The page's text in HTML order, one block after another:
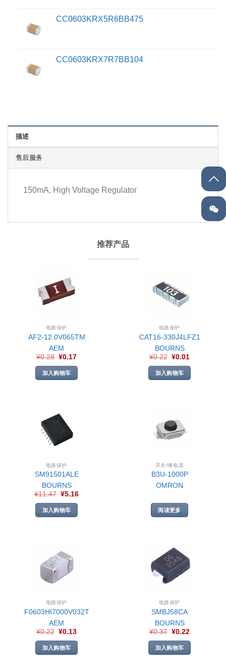
CC0603KRX5R6BB475
CC0603KRX7R7BB104
描述
售后服务
150mA, High Voltage Regulator
推荐产品
电路保护
AF2-12.0V065TM
AEM
¥0.28 ¥0.17
加入购物车
电路保护
CAT16-330J4LFZ1
BOURNS
¥0.22 ¥0.01
加入购物车
电路保护
SM91501ALE
BOURNS
¥11.47 ¥5.16
加入购物车
开关/继电器
B3U-1000P
OMRON
阅读更多
电路保护
F0603HI7000V032T
AEM
¥0.22 ¥0.13
加入购物车
电路保护
SMBJ58CA
BOURNS
¥0.37 ¥0.22
加入购物车